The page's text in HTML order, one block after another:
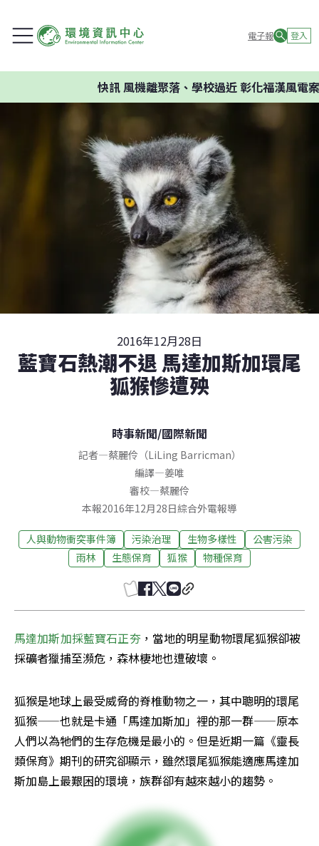
電子報 登入
快訊風機離聚落、學校過近 彰化福漢風電案環
2016年12月28日
藍寶石熱潮不退 馬達加斯加環尾
狐猴慘遭殃
時事新聞/國際新聞
記者—蔡麗伶（LiLing Barricman）
編譯—姜唯
審校—蔡麗伶
本報2016年12月28日綜合外電報導
人與動物衝突事件簿 污染治理 生物多樣性
公害污染
雨林
生態保育 狐猴 物種保育
馬達加斯加採藍寶石正夯，當地的明星動物環尾狐猴卻被
採礦者獵捕至瀕危，森林棲地也遭破壞。
狐猴是地球上最受威脅的脊椎動物之一，其中聰明的環尾
狐猴——也就是卡通「馬達加斯加」裡的那一群——原本
人們以為牠們的生存危機是最小的。但是近期一篇《靈長
類保育》期刊的研究卻顯示，雖然環尾狐猴能適應馬達加
斯加島上最艱困的環境，族群卻有越來越小的趨勢。